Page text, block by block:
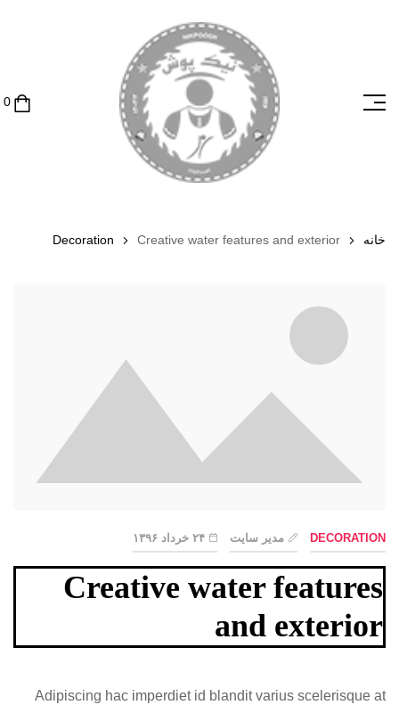
‏0
خانه Decoration Creative water features and exterior
DECORATION مدیر سایت ۲۴ خرداد ۱۳۹۶
Creative water features
and exterior
Adipiscing hac imperdiet id blandit varius scelerisque at